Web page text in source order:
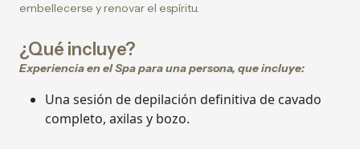
embellecerse y renovar el espíritu.
¿Qué incluye?
Experiencia en el Spa para una persona, que incluye:
Una sesión de depilación definitiva de cavado
completo, axilas y bozo.